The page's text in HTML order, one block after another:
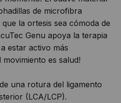
de microfibra
la ortesis sea cómoda de
Genu apoya la terapia
estar activo más
movimiento es salud!
una rotura del ligamento
(LCA/LCP).